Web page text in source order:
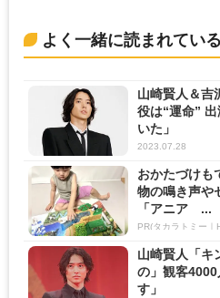
よく一緒に読まれてい
山崎賢人＆吉
役は“運命”
いた」
2023.07.28
おかたづけも
物の鳴き声や
「アニア ...
PR(タカラトミー｜
山崎賢人「キ
の」観客
す」